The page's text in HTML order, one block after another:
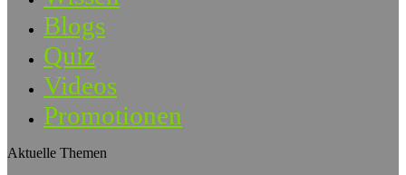
Blogs
Quiz
Videos
Promotionen
Aktuelle Themen